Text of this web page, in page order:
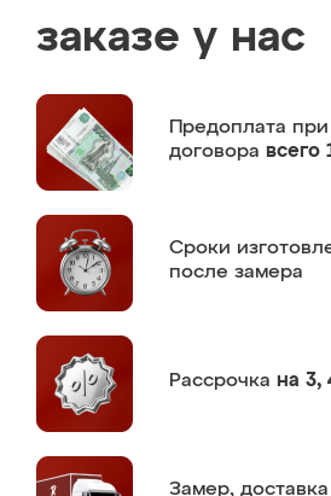
заказе у нас
Предоплата
договора всего
Сроки
после замера
Рассрочка на 3,
Замер,